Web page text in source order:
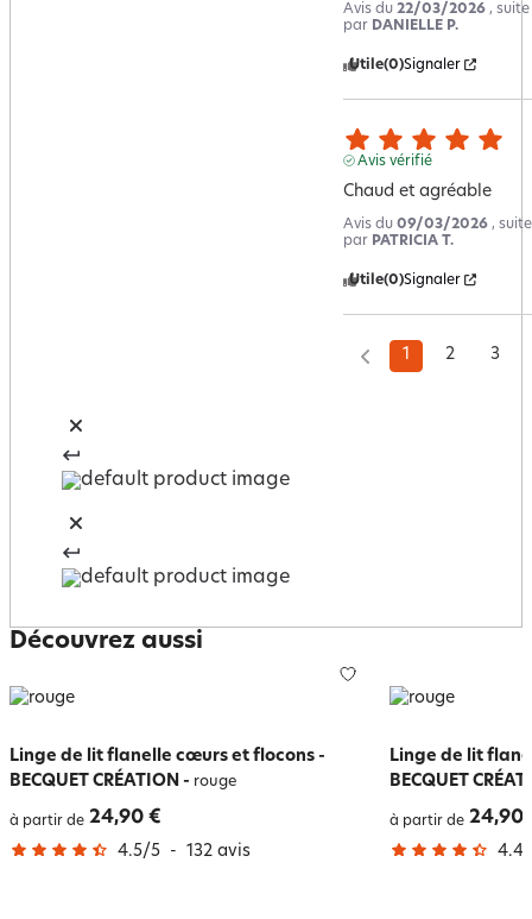
Avis du 22/03/2026 ,
par DANIELLE P.
Utile(0)Signaler
Avis vérifié
Chaud et agréable
Avis du 09/03/2026 ,
par PATRICIA T.
Utile(0)Signaler
1 2 3
Découvrez aussi
Linge de lit flanelle cœurs et flocons -
BECQUET CRÉATION - rouge
à partir de 24,90 €
4.5/5 - 132 avis
Linge de lit
BECQUET
à partir de 24,90
4.4